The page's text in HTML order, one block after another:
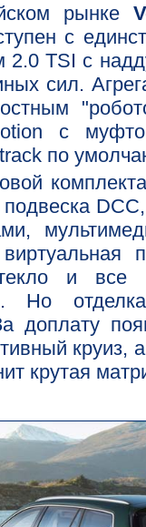
рынке
с
2.0 TSI с
сил.
с
по
и все
Но
доплату
круиз,
крутая